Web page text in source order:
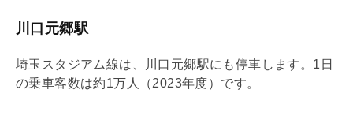
川口元郷駅
埼玉スタジアム線は、川口元郷駅にも停車します。1日
の乗車客数は約1万人（2023年度）です。